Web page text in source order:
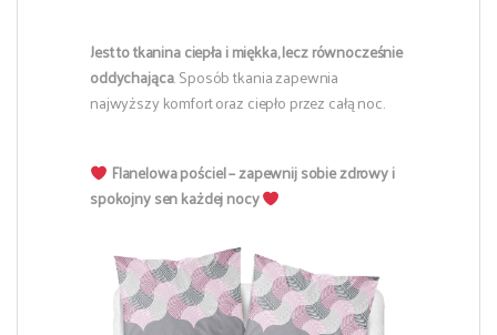
Jest to tkanina ciepła i miękka, lecz równocześnie
oddychająca. Sposób tkania zapewnia
najwyższy komfort oraz ciepło przez całą noc.
Flanelowa pościel – zapewnij sobie zdrowy i
spokojny sen każdej nocy